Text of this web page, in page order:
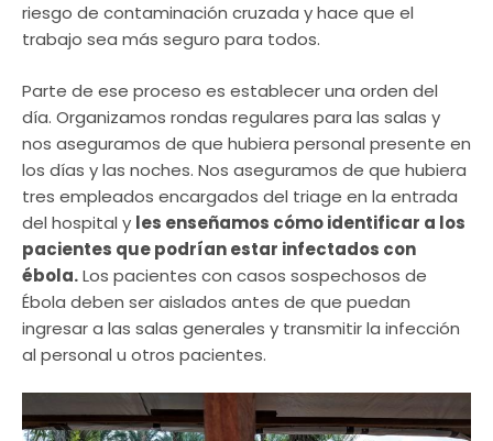
riesgo de contaminación cruzada y hace que el
trabajo sea más seguro para todos.
Parte de ese proceso es establecer una orden del
día. Organizamos rondas regulares para las salas y
nos aseguramos de que hubiera personal presente en
los días y las noches. Nos aseguramos de que hubiera
tres empleados encargados del triage en la entrada
del hospital y les enseñamos cómo identificar a los
pacientes que podrían estar infectados con
ébola.Los pacientes con casos sospechosos de
Ébola deben ser aislados antes de que puedan
ingresar a las salas generales y transmitir la infección
al personal u otros pacientes.